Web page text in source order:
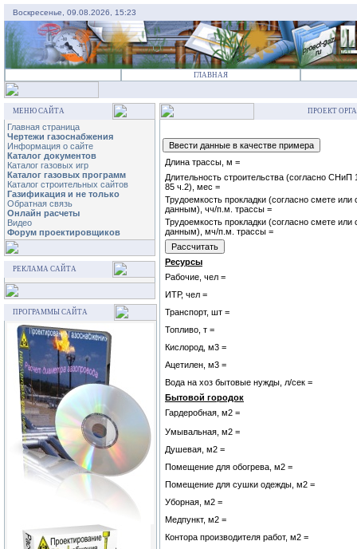
Воскресенье, 09.08.2026, 15:23
ГЛАВНАЯ
МЕНЮ САЙТА
Главная страница
Чертежи газоснабжения
Информация о сайте
Каталог документов
Каталог газовых игр
Каталог газовых программ
Каталог строительных сайтов
Газификация и не только
Обратная связь
Онлайн расчеты
Видео
Форум проектировщиков
РЕКЛАМА САЙТА
ПРОГРАММЫ САЙТА
ПРОЕКТ
Длина трассы, м =
Длительность строительства (согласно СНиП
85 ч.2), мес =
Трудоемкость прокладки (согласно смете или
данным), чч/п.м. трассы =
Трудоемкость прокладки (согласно смете или
данным), мч/п.м. трассы =
Ресурсы
Рабочие, чел =
ИТР, чел =
Транспорт, шт =
Топливо, т =
Кислород, м3 =
Ацетилен, м3 =
Вода на хоз бытовые нужды, л/сек =
Бытовой городок
Гардеробная, м2 =
Умывальная, м2 =
Душевая, м2 =
Помещение для обогрева, м2 =
Помещение для сушки одежды, м2 =
Уборная, м2 =
Медпункт, м2 =
Контора производителя работ, м2 =